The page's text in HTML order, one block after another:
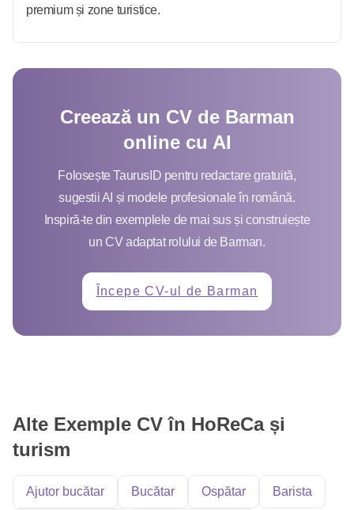
premium și zone turistice.
Creează un CV de Barman
online cu AI
Folosește TaurusID pentru redactare gratuită,
sugestii AI și modele profesionale în română.
Inspiră-te din exemplele de mai sus și construiește
un CV adaptat rolului de Barman.
Începe CV-ul de Barman
Alte Exemple CV în HoReCa și
turism
Ajutor bucătar Bucătar Ospătar Barista